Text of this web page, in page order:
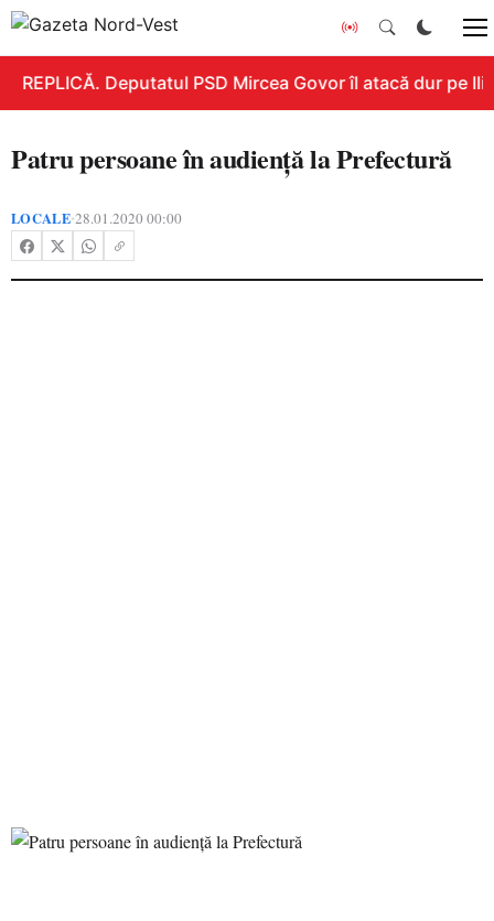
REPLICĂ. Deputatul PSD Mircea Govor îl atacă dur pe
Patru persoane în audiență la Prefectură
LOCALE•28.01.2020 00:00